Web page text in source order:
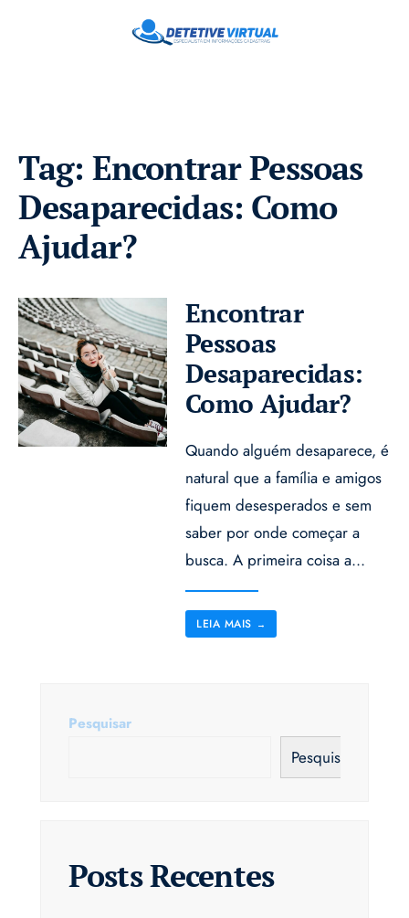
Tag: Encontrar Pessoas
Desaparecidas: Como
Ajudar?
Encontrar
Pessoas
Desaparecidas:
Como Ajudar?
Quando alguém desaparece, é
natural que a família e amigos
fiquem desesperados e sem
saber por onde começar a
busca. A primeira coisa a...
LEIA MAIS →
Pesquisar
Pesquisar
Posts Recentes